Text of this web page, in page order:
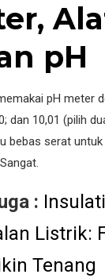
pH
pH meter
dan 10,01 (pilih
bebas serat
:
Listrik:
Tenang